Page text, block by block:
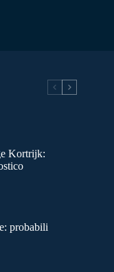
Kortrijk:
probabili